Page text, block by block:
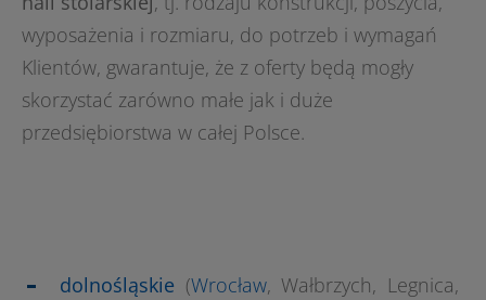
wyposażenia i rozmiaru, do potrzeb i wymagań
Klientów, gwarantuje, że z oferty będą mogły
skorzystać zarówno małe jak i duże
przedsiębiorstwa w całej Polsce.
dolnośląskie (Wrocław, Wałbrzych, Legnica,